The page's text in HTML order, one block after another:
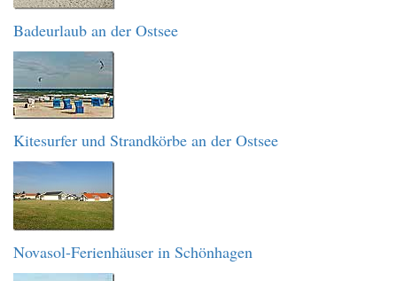
Badeurlaub an der Ostsee
Kitesurfer und Strandkörbe an der Ostsee
Novasol-Ferienhäuser in Schönhagen